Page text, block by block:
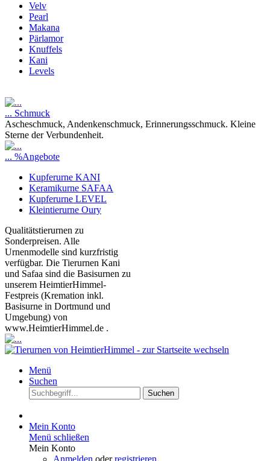
Velv
Pearl
Makana
Pärlamor
Knuffels
Kani
Levels
... Schmuck
Ascheschmuck, Andenkenschmuck, Erinnerungsschmuck. Kleine
Sterne der Verbundenheit.
... %Angebote
Kupferurne KANI
Keramikurne SAFAA
Kupferurne LEVEL
Kleintierurne Oury
Qualitätstierurnen zu
Sonderpreisen. Alle
Urnenmodelle sind kurzfristig
verfügbar. Die Tierurnen Kani
und Safaa sind die Basisurnen zu
unserem HeimtierHimmel-
Festpreis (Kremation inkl.
Basisurne in Dortmund und
Umgebung) von
www.HeimtierHimmel.de .
Menü
Suchen
Suchen
Mein Konto
Menü schließen
Mein Konto
Anmelden oderregistrieren